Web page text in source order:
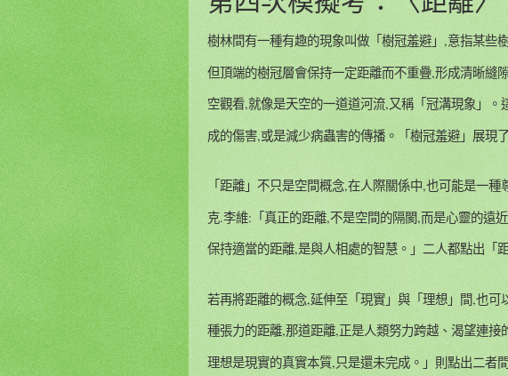
樹林間有一種有趣的現象叫做「樹冠羞避」,意指某些
但頂端的樹冠層會保持一定距離而不重疊,形成清晰縫
空觀看,就像是天空的一道道河流,又稱「冠溝現象」
成的傷害,或是減少病蟲害的傳播。「樹冠羞避」展現
「距離」不只是空間概念,在人際關係中,也可能是一
克.李維:「真正的距離,不是空間的隔閡,而是心靈的遠
保持適當的距離,是與人相處的智慧。」二人都點出「
若再將距離的概念,延伸至「現實」與「理想」間,也可
種張力的距離,那道距離,正是人類努力跨越、渴望連接
理想是現實的真實本質,只是還未完成。」則點出二者